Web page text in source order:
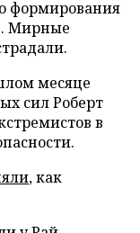
формирования
Мирные
месяце
сил Роберт
в
, как